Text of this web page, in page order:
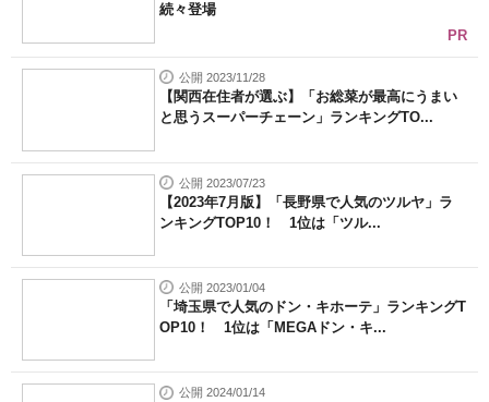
続々登場
PR
公開 2023/11/28
【関西在住者が選ぶ】「お総菜が最高にうまい
と思うスーパーチェーン」ランキングTO...
公開 2023/07/23
【2023年7月版】「長野県で人気のツルヤ」ラ
ンキングTOP10！ 1位は「ツル...
公開 2023/01/04
「埼玉県で人気のドン・キホーテ」ランキングT
OP10！ 1位は「MEGAドン・キ...
公開 2024/01/14